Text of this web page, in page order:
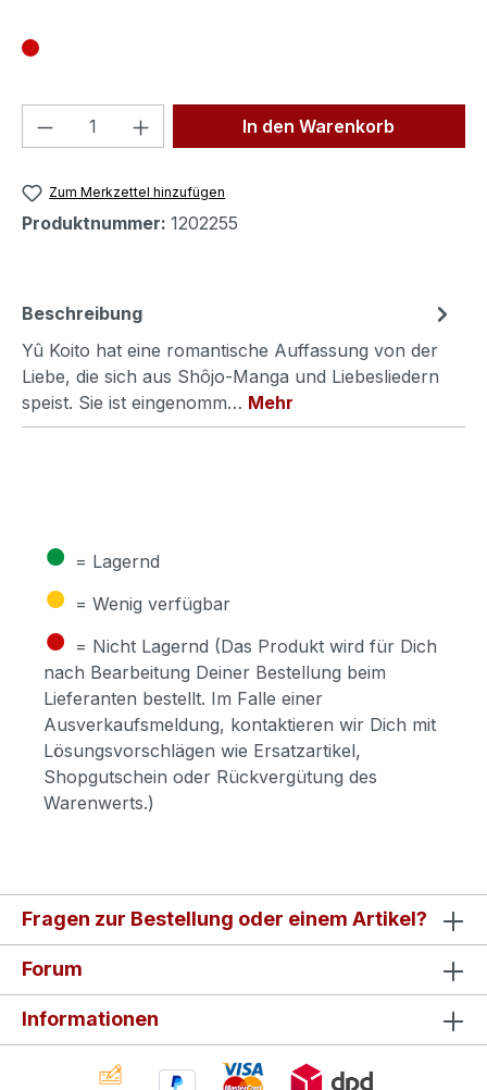
Produkt Anzahl: Gib denIn den Warenkorb
Zum Merkzettel hinzufügen
Produktnummer: 1202255
Beschreibung
Yû Koito hat eine romantische Auffassung von der
Liebe, die sich aus Shôjo-Manga und Liebesliedern
speist. Sie ist eingenomm… Mehr
● = Lagernd
● = Wenig verfügbar
● = Nicht Lagernd (Das Produkt wird für Dich
nach Bearbeitung Deiner Bestellung beim
Lieferanten bestellt. Im Falle einer
Ausverkaufsmeldung, kontaktieren wir Dich mit
Lösungsvorschlägen wie Ersatzartikel,
Shopgutschein oder Rückvergütung des
Warenwerts.)
Fragen zur Bestellung oder einem Artikel?
Forum
Informationen